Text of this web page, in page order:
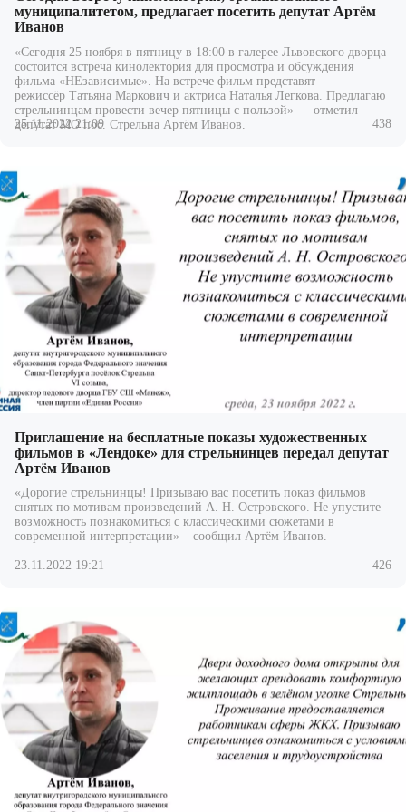
муниципалитетом, предлагает посетить депутат Артём
Иванов
«Сегодня 25 ноября в пятницу в 18:00 в галерее Львовского дворца
состоится встреча кинолектория для просмотра и обсуждения
фильма «НЕзависимые». На встрече фильм представят
режиссёр Татьяна Маркович и актриса Наталья Легкова. Предлагаю
стрельнинцам провести вечер пятницы с пользой» — отметил
депутат МО пос. Стрельна Артём Иванов.
25.11.2022 21:09 438
Приглашение на бесплатные показы художественных
фильмов в «Лендоке» для стрельнинцев передал депутат
Артём Иванов
«Дорогие стрельнинцы! Призываю вас посетить показ фильмов
снятых по мотивам произведений А. Н. Островского. Не упустите
возможность познакомиться с классическими сюжетами в
современной интерпретации» – сообщил Артём Иванов.
23.11.2022 19:21 426